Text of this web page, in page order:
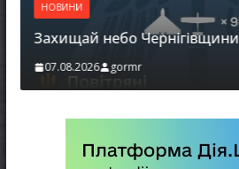
НОВИНИ
Захищай небо
07.08.2026 gormr